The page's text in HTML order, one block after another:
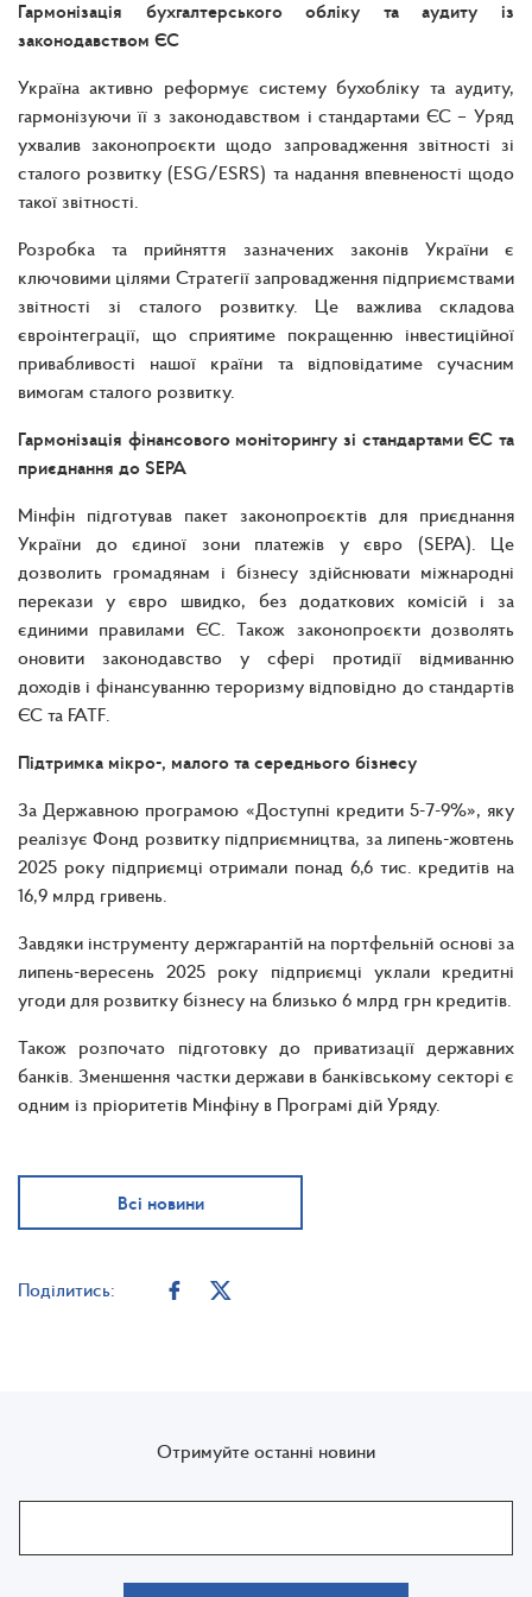
Гармонізація бухгалтерського обліку та аудиту із
законодавством ЄС
Україна активно реформує систему бухобліку та аудиту,
гармонізуючи її з законодавством і стандартами ЄС – Уряд
ухвалив законопроєкти щодо запровадження звітності зі
сталого розвитку (ESG/ESRS) та надання впевненості щодо
такої звітності.
Розробка та прийняття зазначених законів України є
ключовими цілями Стратегії запровадження підприємствами
звітності зі сталого розвитку. Це важлива складова
євроінтеграції, що сприятиме покращенню інвестиційної
привабливості нашої країни та відповідатиме сучасним
вимогам сталого розвитку.
Гармонізація фінансового моніторингу зі стандартами ЄС та
приєднання до SEPA
Мінфін підготував пакет законопроєктів для приєднання
України до єдиної зони платежів у євро (SEPA). Це
дозволить громадянам і бізнесу здійснювати міжнародні
перекази у євро швидко, без додаткових комісій і за
єдиними правилами ЄС. Також законопроєкти дозволять
оновити законодавство у сфері протидії відмиванню
доходів і фінансуванню тероризму відповідно до стандартів
ЄС та FATF.
Підтримка мікро-, малого та середнього бізнесу
За Державною програмою «Доступні кредити 5-7-9%», яку
реалізує Фонд розвитку підприємництва, за липень-жовтень
2025 року підприємці отримали понад 6,6 тис. кредитів на
16,9 млрд гривень.
Завдяки інструменту держгарантій на портфельній основі за
липень-вересень 2025 року підприємці уклали кредитні
угоди для розвитку бізнесу на близько 6 млрд грн кредитів.
Також розпочато підготовку до приватизації державних
банків. Зменшення частки держави в банківському секторі є
одним із пріоритетів Мінфіну в Програмі дій Уряду.
Всі новини
Поділитись:
Отримуйте останні новини